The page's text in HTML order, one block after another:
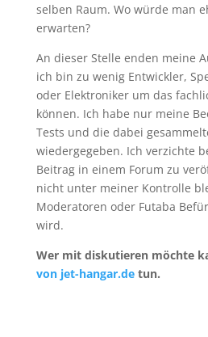
selben Raum. Wo würde man
erwarten?
An dieser Stelle enden meine
ich bin zu wenig Entwickler,
oder Elektroniker um das
können. Ich habe nur meine
Tests und die dabei
wiedergegeben. Ich verzichte
Beitrag in einem Forum zu
nicht unter meiner Kontrolle
Moderatoren oder Futaba
wird.
Wer mit diskutieren möchte
von jet-hangar.detun.